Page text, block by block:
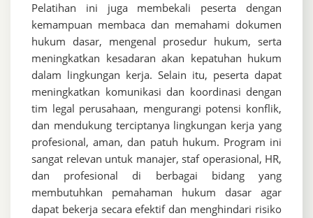
Pelatihan ini juga membekali peserta dengan
kemampuan membaca dan memahami dokumen
hukum dasar, mengenal prosedur hukum, serta
meningkatkan kesadaran akan kepatuhan hukum
dalam lingkungan kerja. Selain itu, peserta dapat
meningkatkan komunikasi dan koordinasi dengan
tim legal perusahaan, mengurangi potensi konflik,
dan mendukung terciptanya lingkungan kerja yang
profesional, aman, dan patuh hukum. Program ini
sangat relevan untuk manajer, staf operasional, HR,
dan profesional di berbagai bidang yang
membutuhkan pemahaman hukum dasar agar
dapat bekerja secara efektif dan menghindari risiko